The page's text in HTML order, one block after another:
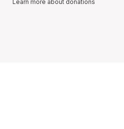
Learn more about donations